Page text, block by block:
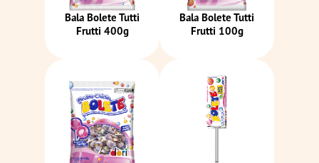
Bala Bolete Tutti
Frutti 400g
Bala Bolete Tutti
Frutti 100g